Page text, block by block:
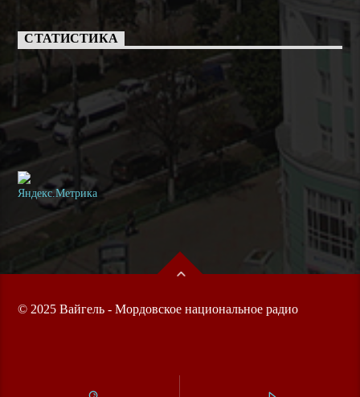
СТАТИСТИКА
© 2025 Вайгель - Мордовское национальное радио